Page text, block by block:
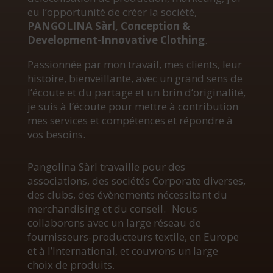
eu l’opportunité de créer la société,
PANGOLINA Sàrl, Conception &
Development-Innovative Clothing.
Passionnée par mon travail, mes clients, leur
histoire, bienveillante, avec un grand sens de
l’écoute et du partage et un brin d’originalité,
je suis à l’écoute pour mettre à contribution
mes services et compétences et répondre à
vos besoins.
Pangolina Sàrl travaille pour des
associations, des sociétés Corporate diverses,
des clubs, des évènements nécessitant du
merchandising et du conseil. Nous
collaborons avec un large réseau de
fournisseurs-producteurs textile, en Europe
et à l’International, et couvrons un large
choix de produits.